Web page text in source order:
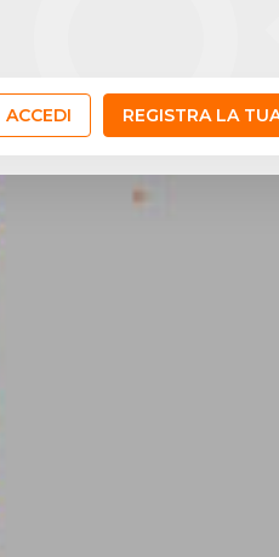
ACCEDI REGISTRA LA